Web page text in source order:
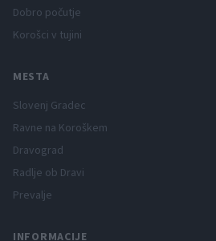
Dobro počutje
Korošci v tujini
MESTA
Slovenj Gradec
Ravne na Koroškem
Dravograd
Radlje ob Dravi
Prevalje
INFORMACIJE